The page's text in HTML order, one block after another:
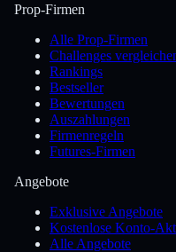
Prop-Firmen
Alle Prop-Firmen
Challenges
Rankings
Bestseller
Bewertungen
Auszahlungen
Firmenregeln
Futures-Firmen
Angebote
Exklusive Angebote
Kostenlose Konto-
Alle Angebote